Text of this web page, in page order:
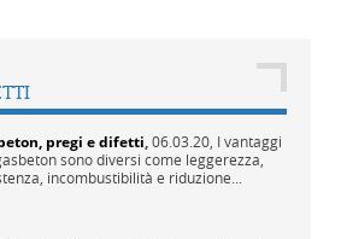
pregi e difetti,06.03.20, I vantaggi
sono diversi come leggerezza,
incombustibilità e riduzione...